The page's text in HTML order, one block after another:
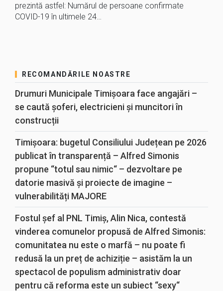
prezintă astfel: Numărul de persoane confirmate
COVID-19 în ultimele 24…
RECOMANDĂRILE NOASTRE
Drumuri Municipale Timișoara face angajări –
se caută șoferi, electricieni și muncitori în
construcții
Timișoara: bugetul Consiliului Județean pe 2026
publicat în transparență – Alfred Simonis
propune “totul sau nimic“ – dezvoltare pe
datorie masivă și proiecte de imagine –
vulnerabilități MAJORE
Fostul șef al PNL Timiș, Alin Nica, contestă
vinderea comunelor propusă de Alfred Simonis:
comunitatea nu este o marfă – nu poate fi
redusă la un preț de achiziție – asistăm la un
spectacol de populism administrativ doar
pentru că reforma este un subiect “sexy“